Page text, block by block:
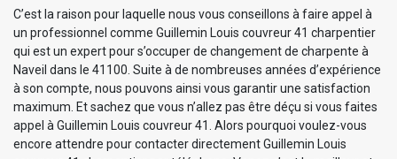
C’est la raison pour laquelle nous vous conseillons à faire appel à
un professionnel comme Guillemin Louis couvreur 41 charpentier
qui est un expert pour s’occuper de changement de charpente à
Naveil dans le 41100. Suite à de nombreuses années d’expérience
à son compte, nous pouvons ainsi vous garantir une satisfaction
maximum. Et sachez que vous n’allez pas être déçu si vous faites
appel à Guillemin Louis couvreur 41. Alors pourquoi voulez-vous
encore attendre pour contacter directement Guillemin Louis